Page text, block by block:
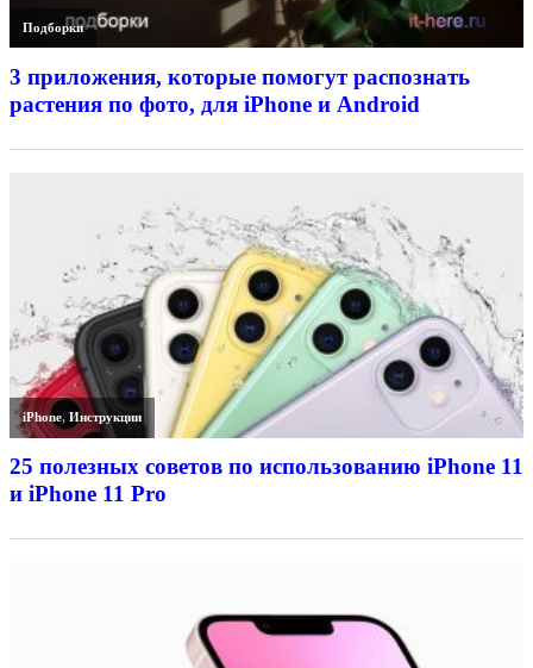
Подборки
3 приложения, которые помогут распознать
растения по фото, для iPhone и Android
iPhone,Инструкции
25 полезных советов по использованию iPhone 11
и iPhone 11 Pro